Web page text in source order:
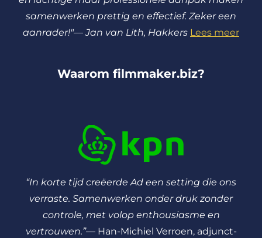
l
e
f
samenwerken prettig en effectief. Zeker een
aanrader!"— Jan van Lith, Hakkers Lees meer
Waarom filmmaker.biz?
“In korte tijd creëerde Ad een setting die ons
verraste. Samenwerken onder druk zonder
controle, met volop enthousiasme en
vertrouwen.”— Han-Michiel Verroen, adjunct-